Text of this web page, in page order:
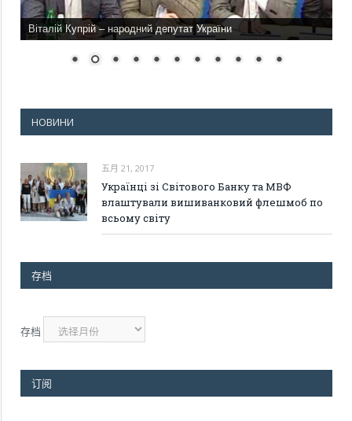
Віталій Купрій – народний депутат України
НОВИНИ
五月 21, 2017
Українці зі Світового Банку та МВФ
влаштували вишиванковий флешмоб по
всьому світу
存档
存档
订阅